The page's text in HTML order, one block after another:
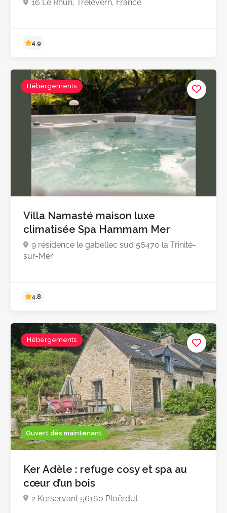
4.8
16 Le Rhun, Trélévern, France
Hébergements
Villa Namasté maison luxe
climatisée Spa Hammam Mer
9 résidence le gabellec sud 56470 la Trinité-
sur-Mer
Ouvert dès maintenant
Hébergements
Ker Adèle : refuge cosy et spa au
cœur d’un bois
2 Kerservant 56160 Ploërdut